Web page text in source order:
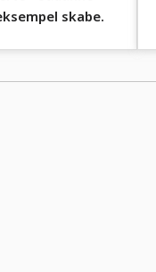
skabe.